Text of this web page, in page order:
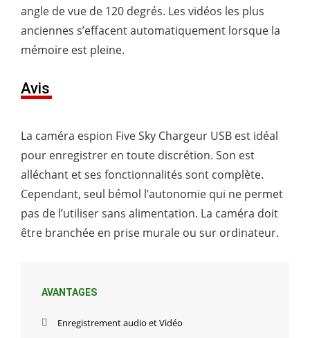
angle de vue de 120 degrés. Les vidéos les plus
anciennes s’effacent automatiquement lorsque la
mémoire est pleine.
Avis
La caméra espion Five Sky Chargeur USB est idéal
pour enregistrer en toute discrétion. Son est
alléchant et ses fonctionnalités sont complète.
Cependant, seul bémol l’autonomie qui ne permet
pas de l’utiliser sans alimentation. La caméra doit
être branchée en prise murale ou sur ordinateur.
AVANTAGES
Enregistrement audio et Vidéo